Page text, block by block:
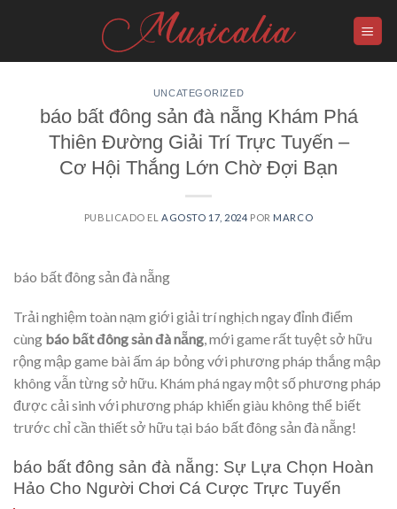
UNCATEGORIZED
báo bất đông sản đà nẵng Khám Phá
Thiên Đường Giải Trí Trực Tuyến –
Cơ Hội Thắng Lớn Chờ Đợi Bạn
PUBLICADO EL AGOSTO 17, 2024 POR MARCO
báo bất đông sản đà nẵng
Trải nghiệm toàn nạm giới giải trí nghịch ngay đỉnh điểm
cùng báo bất đông sản đà nẵng, mới game rất tuyệt sở hữu
rộng mập game bài ấm áp bỏng với phương pháp thắng mập
không vẫn từng sở hữu. Khám phá ngay một số phương pháp
được cải sinh với phương pháp khiến giàu không thể biết
trước chỉ cần thiết sở hữu tại báo bất đông sản đà nẵng!
báo bất đông sản đà nẵng: Sự Lựa Chọn Hoàn
Hảo Cho Người Chơi Cá Cược Trực Tuyến